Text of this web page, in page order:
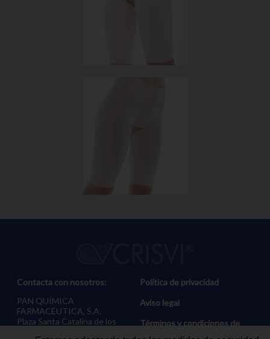
Contacta con nosotros:
PAN QUÍMICA
FARMACÉUTICA, S.A.
Plaza Santa Catalina de los
Política de privacidad
Aviso legal
Términos y condiciones de